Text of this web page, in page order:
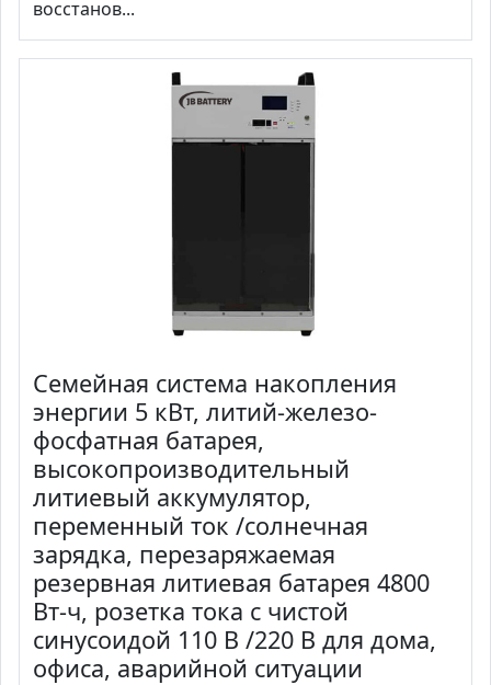
восстанов...
Семейная система накопления
энергии 5 кВт, литий-железо-
фосфатная батарея,
высокопроизводительный
литиевый аккумулятор,
переменный ток /солнечная
зарядка, перезаряжаемая
резервная литиевая батарея 4800
Вт-ч, розетка тока с чистой
синусоидой 110 В /220 В для дома,
офиса, аварийной ситуации